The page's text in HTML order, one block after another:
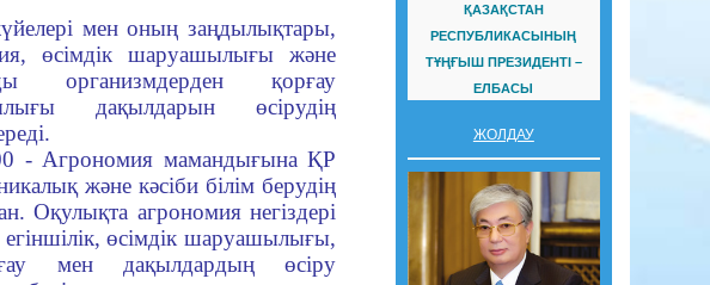
мен оның заңдылықтары,
өсімдік шаруашылығы және
организмдерден қорғау
дақылдарын өсірудің
- Агрономия мамандығына ҚР
және кәсіби білім берудің
Оқулықта агрономия негіздері
өсімдік шаруашылығы,
мен дақылдардың өсіру
ҚАЗАҚСТАН
РЕСПУБЛИКАСЫНЫҢ
ТҰҢҒЫШ ПРЕЗИДЕНТІ –
ЕЛБАСЫ
ЖОЛДАУ